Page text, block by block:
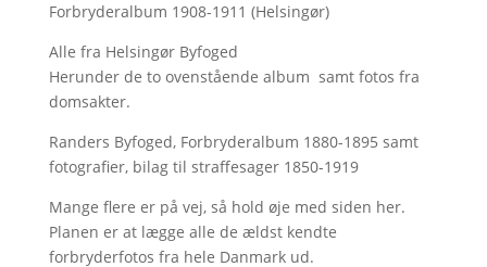
Forbryderalbum 1908-1911 (Helsingør)
Alle fra Helsingør Byfoged
Herunder de to ovenstående album samt fotos fra
domsakter.
Randers Byfoged, Forbryderalbum 1880-1895 samt
fotografier, bilag til straffesager 1850-1919
Mange flere er på vej, så hold øje med siden her.
Planen er at lægge alle de ældst kendte
forbryderfotos fra hele Danmark ud.